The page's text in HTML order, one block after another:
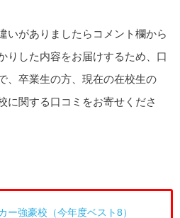
いがありましたらコメント欄から
りした内容をお届けするため、口
、卒業生の方、現在の在校生の
に関する口コミをお寄せくださ
ー強豪校（今年度ベスト8）